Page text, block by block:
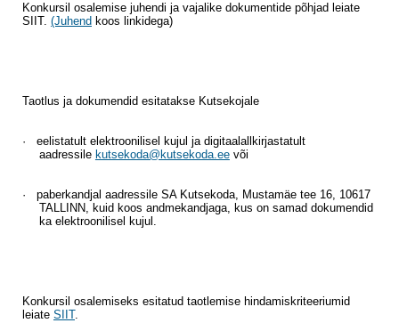
Konkursil osalemise juhendi ja vajalike dokumentide põhjad leiate
SIIT. (Juhend koos linkidega)
Taotlus ja dokumendid esitatakse Kutsekojale
·
eelistatult elektroonilisel kujul ja digitaalallkirjastatult
aadressile kutsekoda@kutsekoda.eevõi
·
paberkandjal aadressile SA Kutsekoda, Mustamäe tee 16, 10617
TALLINN, kuid koos andmekandjaga, kus on samad dokumendid
ka elektroonilisel kujul.
Konkursil osalemiseks esitatud taotlemise hindamiskriteeriumid
leiate SIIT.